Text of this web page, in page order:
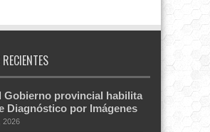
Gobierno provincial habilita
Diagnóstico por Imágenes
2026